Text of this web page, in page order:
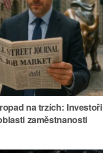
na trzích:
zaměstnanosti